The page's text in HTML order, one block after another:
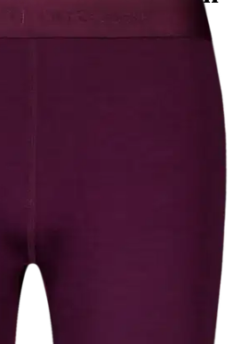
housut